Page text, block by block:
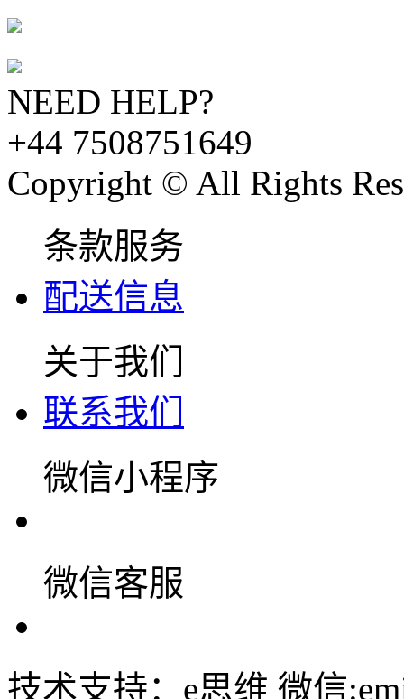
NEED HELP?
+44 7508751649
Copyright © All Rights
条款服务
配送信息
关于我们
联系我们
微信小程序
微信客服
技术支持：e思维 微信